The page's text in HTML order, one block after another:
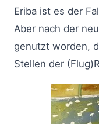
Eriba ist es der
Aber nach der
genutzt worden,
Stellen der